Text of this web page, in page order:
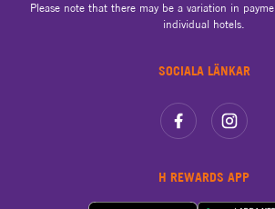
SOCIALA LÄNKAR
H REWARDS APP
Please note that there may be a variation in
individual hotels.